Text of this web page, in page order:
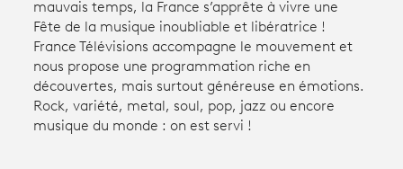
Participer et assister à une émission
À votre écoute
Productions et innovation
mauvais temps, la France s’apprête à vivre une
Fête de la musique inoubliable et libératrice !
France Télévisions accompagne le mouvement et
nous propose une programmation riche en
découvertes, mais surtout généreuse en émotions.
Rock, variété, metal, soul, pop, jazz ou encore
musique du monde : on est servi !